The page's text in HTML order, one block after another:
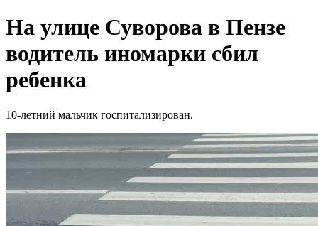
На улице Суворова в Пензе
водитель иномарки сбил
ребенка
10-летний мальчик госпитализирован.